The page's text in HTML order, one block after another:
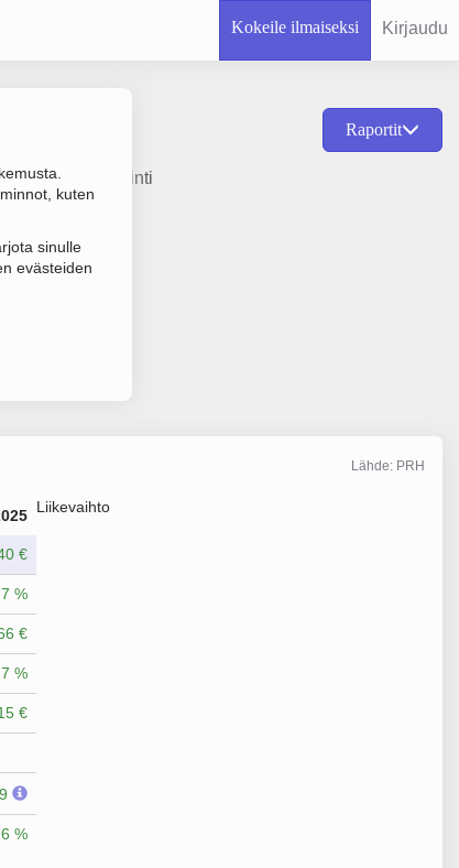
Kokeile ilmaiseksi Kirjaudu
kuten
sinulle
evästeiden
Raportit
1978 ja sijainti
Lähde: PRH
€
%
€
%
€
%
Liikevaihto